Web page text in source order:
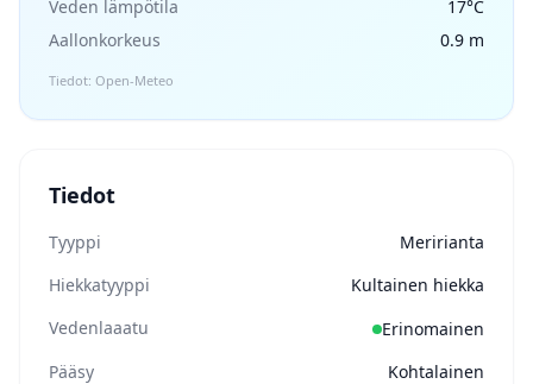
Veden lämpötila
17°C
Aallonkorkeus
0.9 m
Tiedot: Open-Meteo
Tiedot
Tyyppi
Meririanta
Hiekkatyyppi
Kultainen hiekka
Vedenlaaatu
Erinomainen
Pääsy
Kohtalainen